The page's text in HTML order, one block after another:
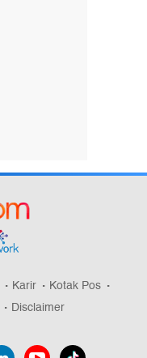
Karir
Kotak Pos
Disclaimer